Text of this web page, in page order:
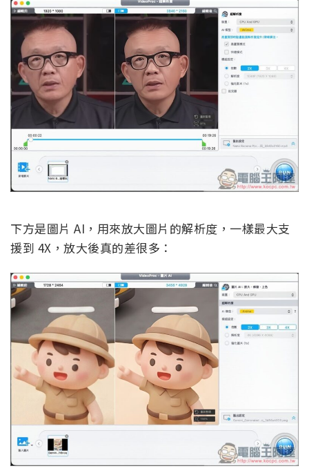
下方是圖片 AI，用來放大圖片的解析度，一樣最大支
援到 4X，放大後真的差很多：